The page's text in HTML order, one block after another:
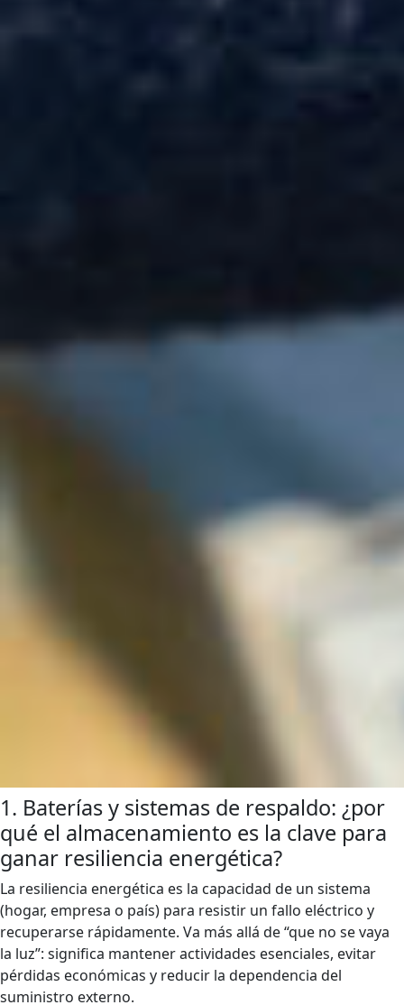
1. Baterías y sistemas de respaldo: ¿por
qué el almacenamiento es la clave para
ganar resiliencia energética?
La resiliencia energética es la capacidad de un sistema
(hogar, empresa o país) para resistir un fallo eléctrico y
recuperarse rápidamente. Va más allá de “que no se vaya
la luz”: significa mantener actividades esenciales, evitar
pérdidas económicas y reducir la dependencia del
suministro externo.